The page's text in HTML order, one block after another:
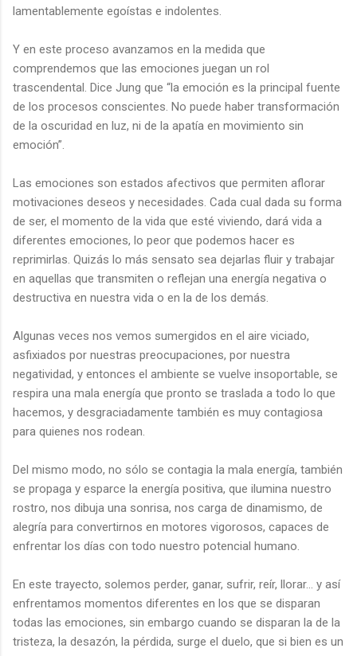
lamentablemente egoístas e indolentes.
Y en este proceso avanzamos en la medida que
comprendemos que las emociones juegan un rol
trascendental. Dice Jung que “la emoción es la principal fuente
de los procesos conscientes. No puede haber transformación
de la oscuridad en luz, ni de la apatía en movimiento sin
emoción”.
Las emociones son estados afectivos que permiten aflorar
motivaciones deseos y necesidades. Cada cual dada su forma
de ser, el momento de la vida que esté viviendo, dará vida a
diferentes emociones, lo peor que podemos hacer es
reprimirlas. Quizás lo más sensato sea dejarlas fluir y trabajar
en aquellas que transmiten o reflejan una energía negativa o
destructiva en nuestra vida o en la de los demás.
Algunas veces nos vemos sumergidos en el aire viciado,
asfixiados por nuestras preocupaciones, por nuestra
negatividad, y entonces el ambiente se vuelve insoportable, se
respira una mala energía que pronto se traslada a todo lo que
hacemos, y desgraciadamente también es muy contagiosa
para quienes nos rodean.
Del mismo modo, no sólo se contagia la mala energía, también
se propaga y esparce la energía positiva, que ilumina nuestro
rostro, nos dibuja una sonrisa, nos carga de dinamismo, de
alegría para convertirnos en motores vigorosos, capaces de
enfrentar los días con todo nuestro potencial humano.
En este trayecto, solemos perder, ganar, sufrir, reír, llorar… y así
enfrentamos momentos diferentes en los que se disparan
todas las emociones, sin embargo cuando se disparan la de la
tristeza, la desazón, la pérdida, surge el duelo, que si bien es un